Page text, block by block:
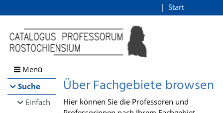
Browsen
direkt zum Inhalt
Start
Menü
Suche
Einfach
Über Fachgebiete browsen
Hier können Sie die Professoren und